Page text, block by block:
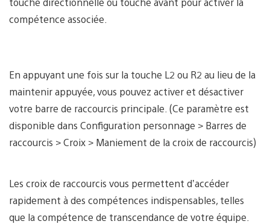
compétence associée.
En appuyant une fois sur la touche L2 ou R2 au lieu de la
maintenir appuyée, vous pouvez activer et désactiver
votre barre de raccourcis principale. (Ce paramètre est
disponible dans Configuration personnage > Barres de
raccourcis > Croix > Maniement de la croix de raccourcis)
Les croix de raccourcis vous permettent d’accéder
rapidement à des compétences indispensables, telles
que la compétence de transcendance de votre équipe.